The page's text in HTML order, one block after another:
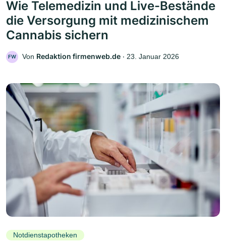
Wie Telemedizin und Live-Bestände
die Versorgung mit medizinischem
Cannabis sichern
FW Von Redaktion firmenweb.de ‧ 23. Januar 2026
Notdienstapotheken